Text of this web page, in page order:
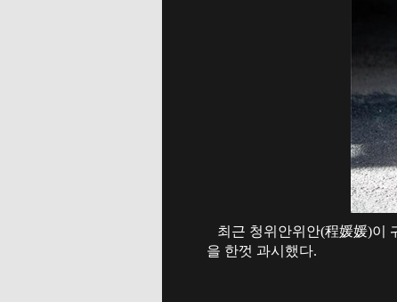
최근 청위안위안(程媛媛)이
을 한껏 과시했다.